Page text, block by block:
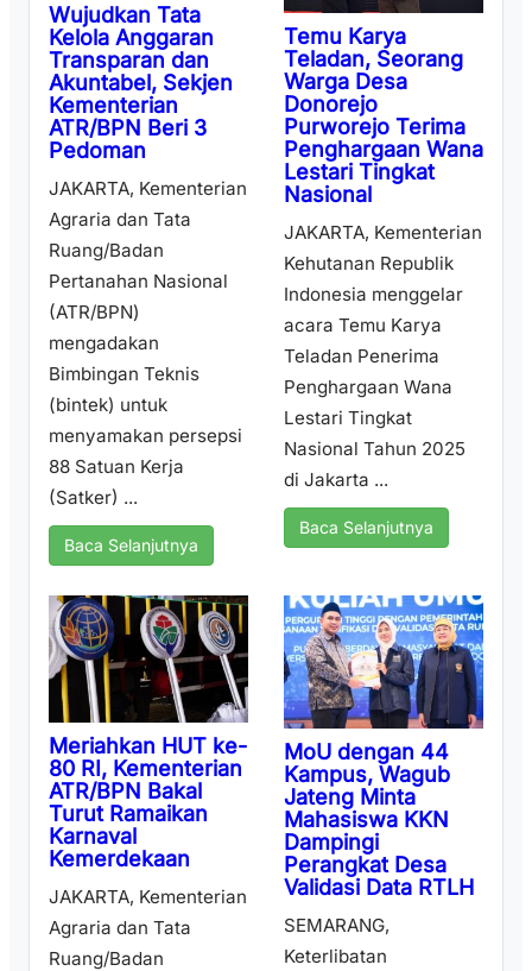
Wujudkan Tata
Kelola Anggaran
Transparan dan
Akuntabel, Sekjen
Kementerian
ATR/BPN Beri 3
Pedoman
JAKARTA, Kementerian
Agraria dan Tata
Ruang/Badan
Pertanahan Nasional
(ATR/BPN)
mengadakan
Bimbingan Teknis
(bintek) untuk
menyamakan persepsi
88 Satuan Kerja
(Satker) ...
Baca Selanjutnya
Temu Karya
Teladan, Seorang
Warga Desa
Donorejo
Purworejo Terima
Penghargaan Wana
Lestari Tingkat
Nasional
JAKARTA, Kementerian
Kehutanan Republik
Indonesia menggelar
acara Temu Karya
Teladan Penerima
Penghargaan Wana
Lestari Tingkat
Nasional Tahun 2025
di Jakarta ...
Baca Selanjutnya
Meriahkan HUT ke-
80 RI, Kementerian
ATR/BPN Bakal
Turut Ramaikan
Karnaval
Kemerdekaan
JAKARTA, Kementerian
Agraria dan Tata
Ruang/Badan
MoU dengan 44
Kampus, Wagub
Jateng Minta
Mahasiswa KKN
Dampingi
Perangkat Desa
Validasi Data RTLH
SEMARANG,
Keterlibatan